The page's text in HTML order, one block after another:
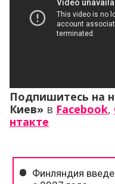
Подпишитесь на
Киев» в Facebook,
нтакте